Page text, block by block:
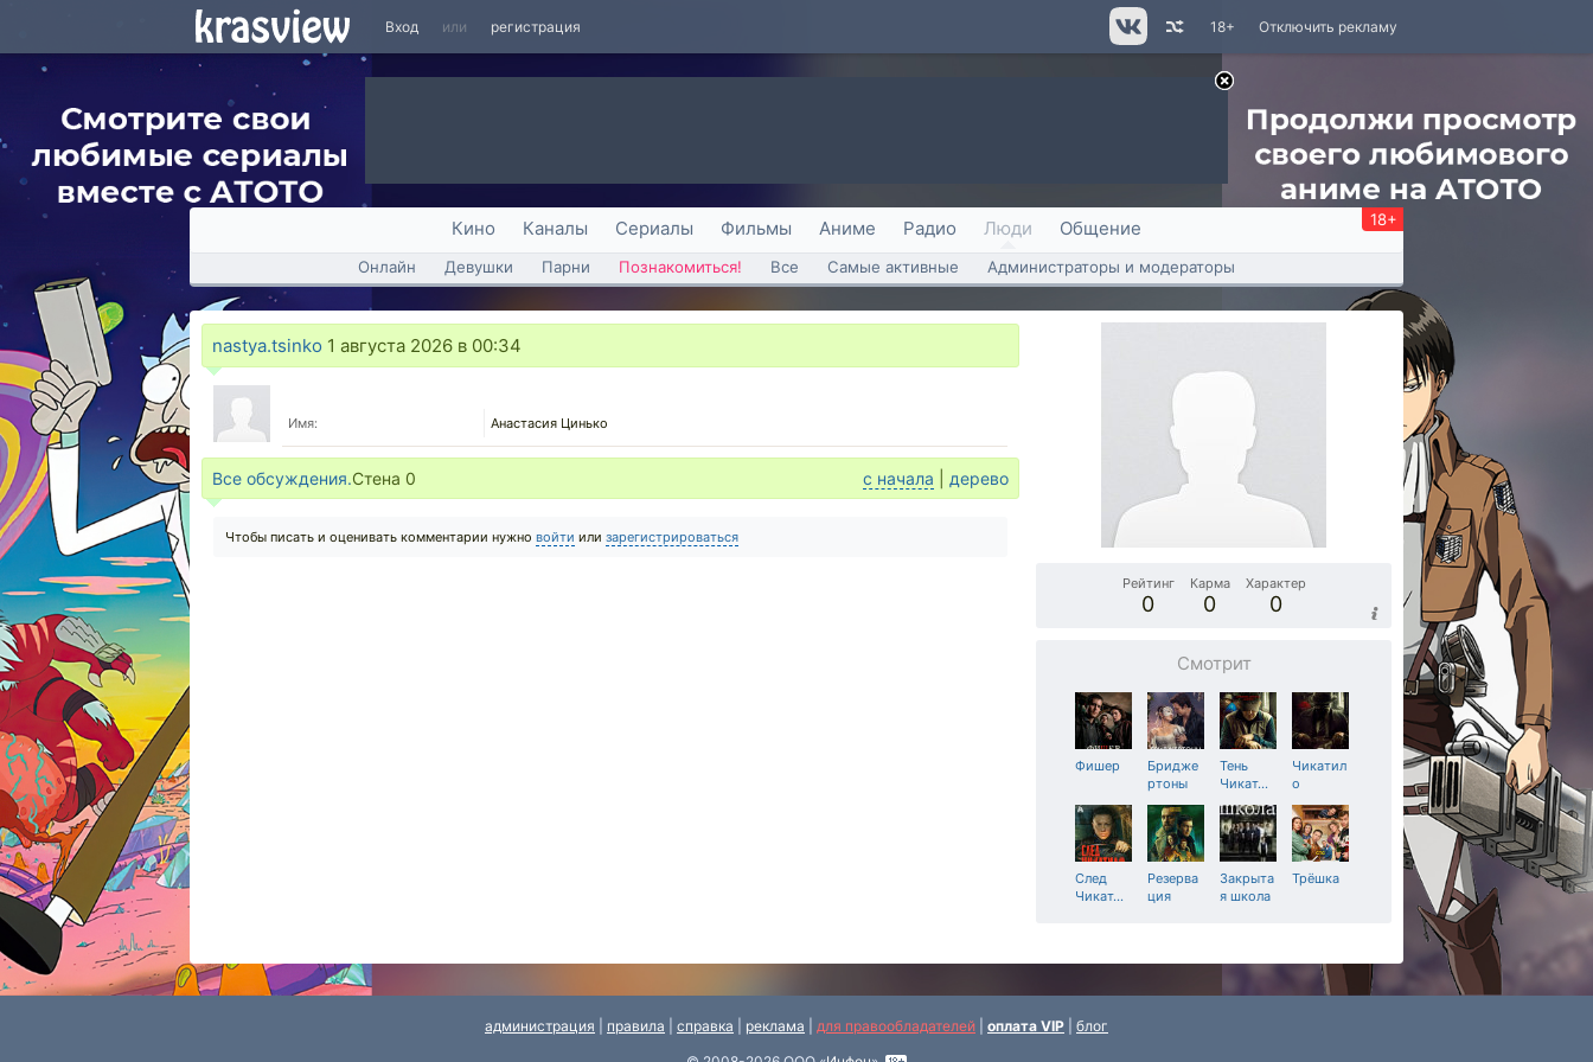
Вход или регистрация Отключить рекламу
18+
Кино Каналы Сериалы Фильмы Аниме Радио Люди Общение 18+
Онлайн Девушки Парни Познакомиться! Все Самые активные Администраторы и модераторы
nastya.tsinko 1 августа 2026 в 00:34
Имя: Анастасия Цинько
Все обсуждения.Стена 0 с начала дерево
Чтобы писать и оценивать комментарии нужно войти или зарегистрироваться
Рейтинг
0
Карма
0
Характер
0
Смотрит
Фишер
Бридже
ртоны
Тень
Чикат…
Чикатил
о
След
Чикат…
Резерва
ция
Закрыта
я школа
Трёшка
администрация правила справка реклама для правообладателей оплата VIP
блог